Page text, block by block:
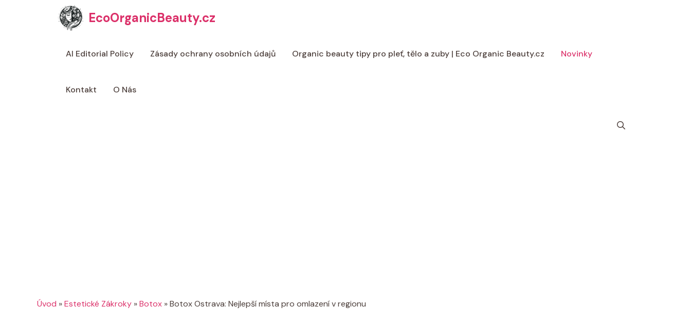
EcoOrganicBeauty.cz
AI Editorial Policy Zásady ochrany osobních údajů Organic beauty tipy pro pleť, tělo a zuby | Eco Organic Beauty.cz Novinky
Kontakt O Nás
Úvod »Estetické Zákroky »Botox »Botox Ostrava: Nejlepší místa pro omlazení v regionu